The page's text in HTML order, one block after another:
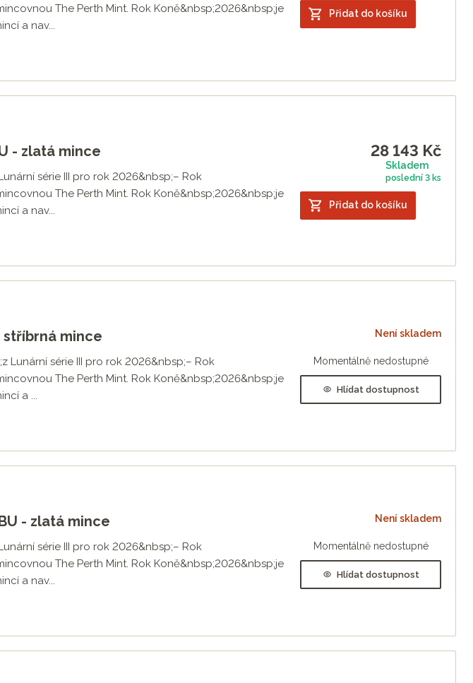
The Perth Mint. Rok Koně&nbsp;2026&nbsp;je
a nav...
Přidat do košíku
- zlatá mince
série III pro rok 2026&nbsp;– Rok
The Perth Mint. Rok Koně&nbsp;2026&nbsp;je
a nav...
28 143 Kč
Skladem
poslední 3 ks
Přidat do košíku
stříbrná mince
Lunární série III pro rok 2026&nbsp;– Rok
The Perth Mint. Rok Koně&nbsp;2026&nbsp;je
a ...
Není skladem
Momentálně nedostupné
Hlídat dostupnost
- zlatá mince
série III pro rok 2026&nbsp;– Rok
The Perth Mint. Rok Koně&nbsp;2026&nbsp;je
a nav...
Není skladem
Momentálně nedostupné
Hlídat dostupnost